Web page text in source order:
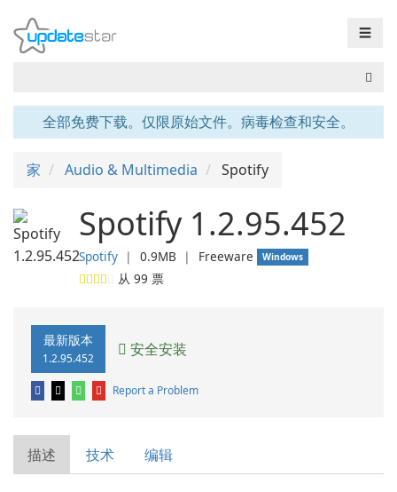
☰
全部免费下载。仅限原始文件。病毒检查和安全。
家 Audio & Multimedia Spotify
Spotify 1.2.95.452
Spotify ❘ 0.9MB ❘ Freeware Windows
从 99 票
最新版本
1.2.95.452 安全安装
Report a Problem
描述 技术 编辑